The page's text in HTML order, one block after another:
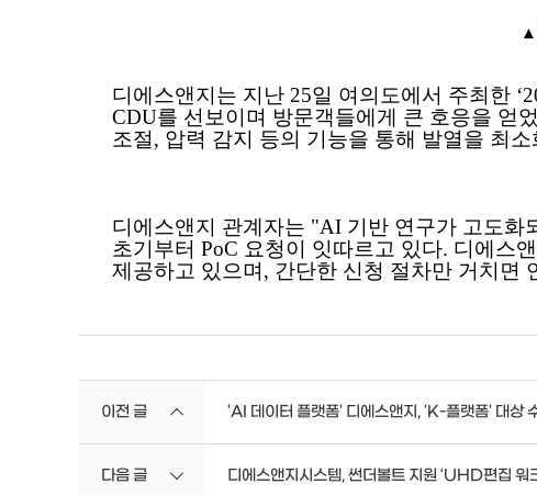
▲
디에스앤지는 지난 25일 여의도에서 주최한
CDU를 선보이며 방문객들에게 큰 호응을 얻
조절, 압력 감지 등의 기능을 통해 발열을 최소
디에스앤지 관계자는 "AI 기반 연구가 고도화
초기부터 PoC 요청이 잇따르고 있다. 디에스
제공하고 있으며, 간단한 신청 절차만 거치면
이전 글 'AI 데이터 플랫폼' 디에스앤지, 'K-플랫폼' 대상
다음 글 디에스앤지시스템, 썬더볼트 지원 ‘UHD편집 워